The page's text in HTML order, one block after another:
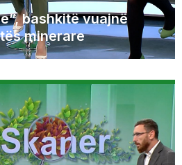
bashkitë vuajnë
minerare